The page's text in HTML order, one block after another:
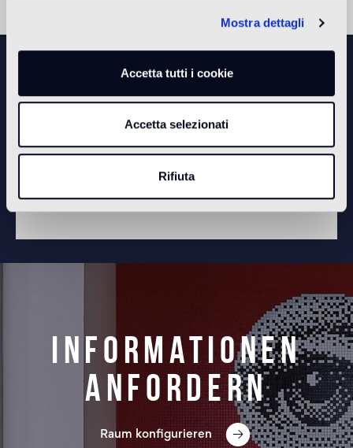
Mostra dettagli
Accetta tutti i cookie
Accetta selezionati
Rifiuta
cookie di statistica
Informationen
anfordern
Raum konfigurieren